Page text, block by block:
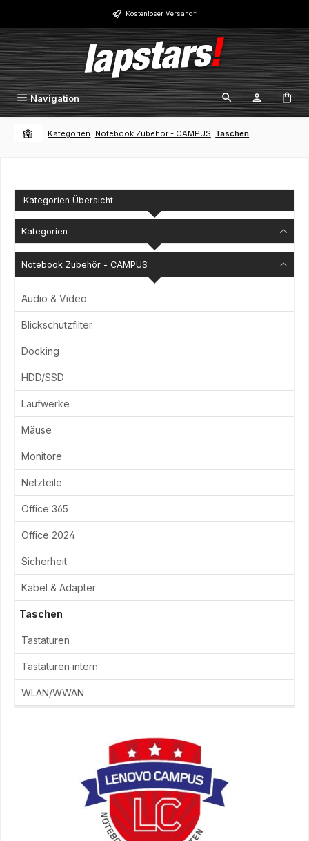
Zum Hauptinhalt springen Kostenloser Versand*
Navigation
Kategorien Notebook Zubehör - CAMPUS Taschen
Kategorien Übersicht
Kategorien
Notebook Zubehör - CAMPUS
Audio & Video
Blickschutzfilter
Docking
HDD/SSD
Laufwerke
Mäuse
Monitore
Netzteile
Office 365
Office 2024
Sicherheit
Kabel & Adapter
Taschen
Tastaturen
Tastaturen intern
WLAN/WWAN